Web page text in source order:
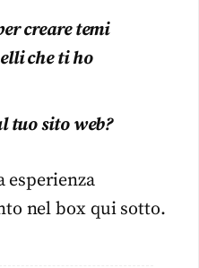
creare temi
che ti ho
tuo sito web?
esperienza
nel box qui sotto.